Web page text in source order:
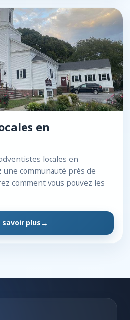
en
locales en
une communauté près de
comment vous pouvez les
savoir plus